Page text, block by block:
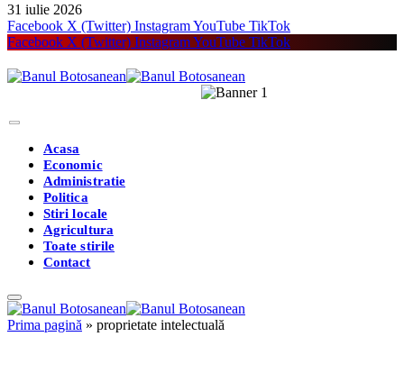
31 iulie 2026
Facebook X (Twitter) InstagramYouTube TikTok
Facebook X (Twitter) InstagramYouTube TikTok
Acasa
Economic
Administratie
Politica
Stiri locale
Agricultura
Toate stirile
Contact
Prima pagină » proprietate intelectuală